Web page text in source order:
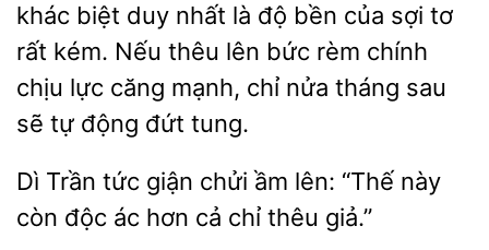
khác biệt duy nhất là độ bền
sợi tơ
rất kém. Nếu thêu
bức rèm chính
chịu lực căng mạnh, chỉ nửa tháng sau
sẽ tự động đứt tung.
Trần tức giận chửi ầm
“Thế này
còn độc ác hơn cả
thêu giả.”